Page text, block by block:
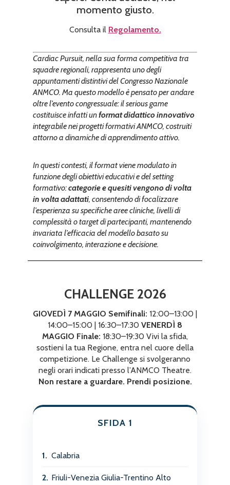
momento giusto.
Consulta il Regolamento.
Cardiac Pursuit, nella sua forma competitiva tra
squadre regionali, rappresenta uno degli
appuntamenti distintivi del Congresso Nazionale
ANMCO. Ma questo modello è pensato per andare
oltre l’evento congressuale: il serious game
costituisce infatti unformat didattico innovativo
integrabile nei progetti formativi ANMCO, costruiti
attorno a dinamiche di apprendimento attivo.
In questi contesti, il format viene modulato in
funzione degli obiettivi educativi e del setting
formativo:categorie e quesiti vengono di volta
in volta adattati, consentendo di focalizzare
l’esperienza su specifiche aree cliniche, livelli di
complessità o target di partecipanti, mantenendo
invariata l’efficacia del modello basato su
coinvolgimento, interazione e decisione.
CHALLENGE 2026
GIOVEDÌ 7 MAGGIO Semifinali: 12:00–13:00 |
14:00–15:00 | 16:30–17:30 VENERDÌ 8
MAGGIO Finale: 18:30–19:30 Vivi la sfida,
sostieni la tua Regione, entra nel cuore della
competizione. Le Challenge si svolgeranno
negli orari indicati presso l’ANMCO Theatre.
Non restare a guardare. Prendi posizione.
SFIDA 1
1. Calabria
2. Friuli-Venezia Giulia-Trentino Alto